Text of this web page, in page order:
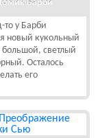
Барби
то у Барби
новый кукольный
светлый
Осталось
его